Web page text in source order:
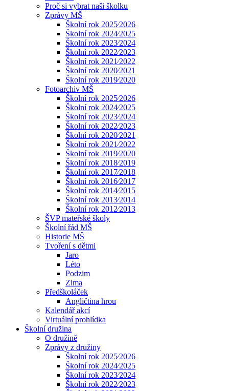
Proč si vybrat naši školku
Zprávy MŠ
Školní rok 2025⁄2026
Školní rok 2024⁄2025
Školní rok 2023⁄2024
Školní rok 2022⁄2023
Školní rok 2021⁄2022
Školní rok 2020⁄2021
Školní rok 2019⁄2020
Fotoarchiv MŠ
Školní rok 2025⁄2026
Školní rok 2024⁄2025
Školní rok 2023⁄2024
Školní rok 2022⁄2023
Školní rok 2020⁄2021
Školní rok 2021⁄2022
Školní rok 2019⁄2020
Školní rok 2018⁄2019
Školní rok 2017⁄2018
Školní rok 2016⁄2017
Školní rok 2014⁄2015
Školní rok 2013⁄2014
Školní rok 2012⁄2013
ŠVP mateřské školy
Školní řád MŠ
Historie MŠ
Tvoření s dětmi
Jaro
Léto
Podzim
Zima
Předškoláček
Angličtina hrou
Kalendář akcí
Virtuální prohlídka
Školní družina
O družině
Zprávy z družiny
Školní rok 2025⁄2026
Školní rok 2024⁄2025
Školní rok 2023⁄2024
Školní rok 2022⁄2023